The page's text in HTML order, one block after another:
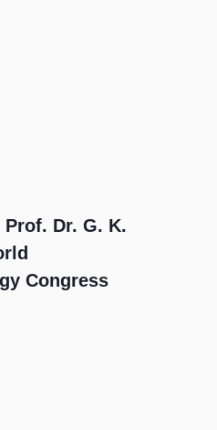
Dr. G. K.
Congress